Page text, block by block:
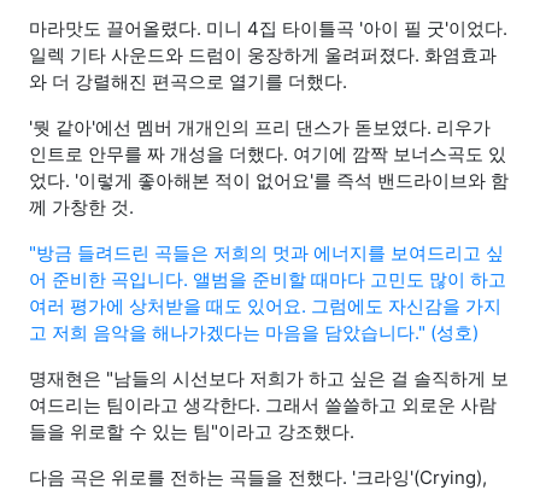
마라맛도 끌어올렸다. 미니 4집 타이틀곡 '아이 필 굿'이었다.
일렉 기타 사운드와 드럼이 웅장하게 울려퍼졌다. 화염효과
와 더 강렬해진 편곡으로 열기를 더했다.
'뭣 같아'에선 멤버 개개인의 프리 댄스가 돋보였다. 리우가
인트로 안무를 짜 개성을 더했다. 여기에 깜짝 보너스곡도 있
었다. '이렇게 좋아해본 적이 없어요'를 즉석 밴드라이브와 함
께 가창한 것.
"방금 들려드린 곡들은 저희의 멋과 에너지를 보여드리고 싶
어 준비한 곡입니다. 앨범을 준비할 때마다 고민도 많이 하고
여러 평가에 상처받을 때도 있어요. 그럼에도 자신감을 가지
고 저희 음악을 해나가겠다는 마음을 담았습니다." (성호)
명재현은 "남들의 시선보다 저희가 하고 싶은 걸 솔직하게 보
여드리는 팀이라고 생각한다. 그래서 쓸쓸하고 외로운 사람
들을 위로할 수 있는 팀"이라고 강조했다.
다음 곡은 위로를 전하는 곡들을 전했다. '크라잉'(Crying),